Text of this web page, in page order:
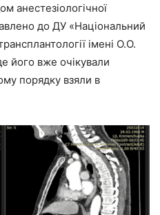
анестезіологічної
до ДУ «Національний
імені О.О.
його вже очікували
порядку взяли в